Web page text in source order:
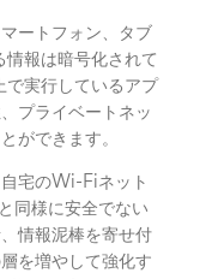
ートフォン、タブ
報は暗号化されて
実行しているアプ
プライベートネッ
ができます。
宅のWi-Fiネット
同様に安全でない
情報泥棒を寄せ付
を増やして強化す